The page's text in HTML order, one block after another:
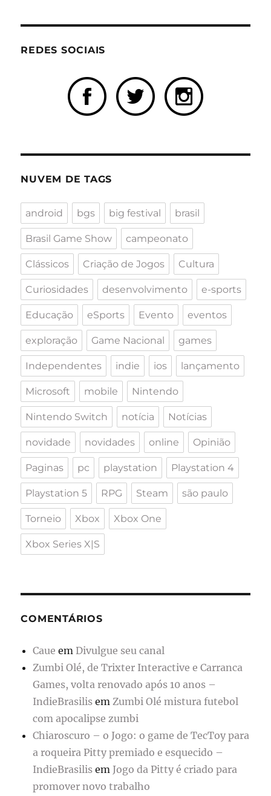
REDES SOCIAIS
NUVEM DE TAGS
android bgs big festival brasil
Brasil Game Show campeonato
Clássicos Criação de Jogos Cultura
Curiosidades desenvolvimento e-sports
Educação eSports Evento eventos
exploração Game Nacional games
Independentes indie ios lançamento
Microsoft mobile Nintendo
Nintendo Switch notícia Notícias
novidade novidades online Opinião
Paginas pc playstation Playstation 4
Playstation 5 RPG Steam são paulo
Torneio Xbox Xbox One
Xbox Series X|S
COMENTÁRIOS
Caue emDivulgue seu canal
Zumbi Olé, de Trixter Interactive e Carranca
Games, volta renovado após 10 anos –
IndieBrasilis emZumbi Olé mistura futebol
com apocalipse zumbi
Chiaroscuro – o Jogo: o game de TecToy para
a roqueira Pitty premiado e esquecido –
IndieBrasilis em Jogo da Pitty é criado para
promover novo trabalho